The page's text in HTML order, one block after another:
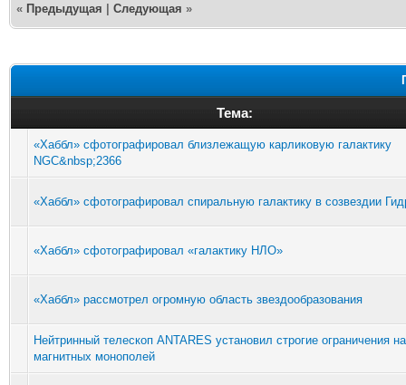
« Предыдущая Следующая »
Тема:
«Хаббл» сфотографировал близлежащую карликовую галактику
NGC&nbsp;2366
«Хаббл» сфотографировал спиральную галактику в созвездии
«Хаббл» сфотографировал «галактику НЛО»
«Хаббл» рассмотрел огромную область звездообразования
Нейтринный телескоп ANTARES установил строгие ограничения
магнитных монополей